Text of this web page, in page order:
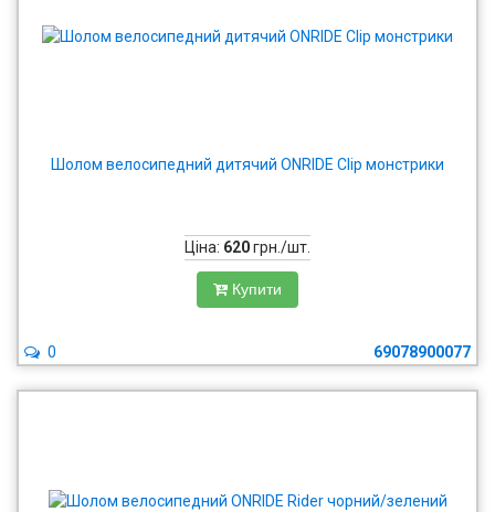
Шолом велосипедний дитячий ONRIDE Clip монстрики
Ціна: 620грн./шт.
Купити
69078900077
0